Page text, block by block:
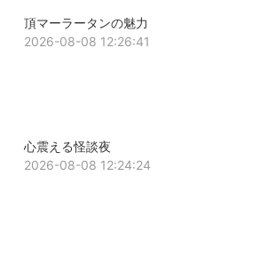
頂マーラータンの魅力
2026-08-08 12:26:41
心震える怪談夜
2026-08-08 12:24:24